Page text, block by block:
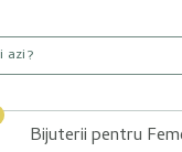
Bijuterii pentru